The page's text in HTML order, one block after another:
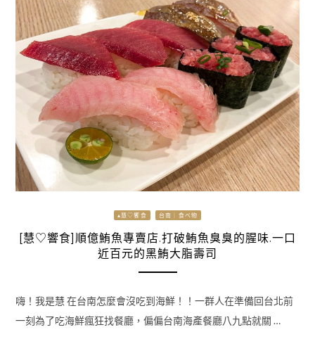
▴慧♡饗食 台南｜食べ物
[慧♡響食]順億鮪魚專賣店.打破鮪魚臭臭的腥味.一口
近百元的黑鮪大脂壽司
嗨！我是慧 在台南怎麼會沒吃到海鮮！！一群人在準備回台北前
一刻為了吃海鮮瘋狂找餐廳，偏偏台南海產餐廳八九點就關 …